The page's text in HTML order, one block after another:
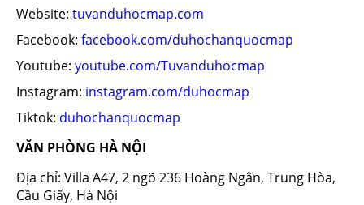
Website: tuvanduhocmap.com
Facebook: facebook.com/duhochanquocmap
Youtube: youtube.com/Tuvanduhocmap
Instagram: instagram.com/duhocmap
Tiktok: duhochanquocmap
VĂN PHÒNG HÀ NỘI
Địa chỉ: Villa A47, 2 ngõ 236 Hoàng Ngân, Trung Hòa,
Cầu Giấy, Hà Nội